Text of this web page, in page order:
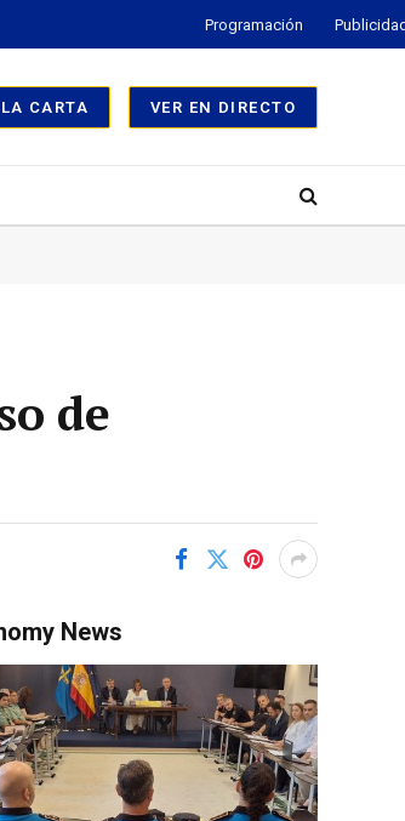
Programación
CARTA VER EN DIRECTO
de
News